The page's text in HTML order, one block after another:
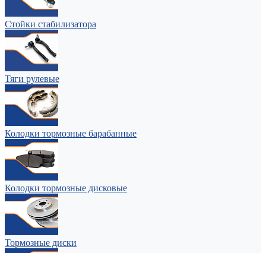
Стойки стабилизатора
Тяги рулевые
Колодки тормозные барабанные
Колодки тормозные дисковые
Тормозные диски